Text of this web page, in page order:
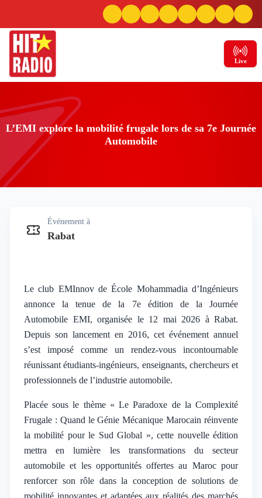
Live
L’EMI explore la mobilité frugale lors de sa 7e Journée
Automobile
L’EMI explore la mobilité frugale lors de sa 7e
Événement à
Rabat
Le club EMInnov de École Mohammadia d’Ingénieurs
annonce la tenue de la 7e édition de la Journée
Automobile EMI, organisée le 12 mai 2026 à Rabat.
Depuis son lancement en 2016, cet événement annuel
s’est imposé comme un rendez-vous incontournable
réunissant étudiants-ingénieurs, enseignants, chercheurs et
professionnels de l’industrie automobile.
Placée sous le thème « Le Paradoxe de la Complexité
Frugale : Quand le Génie Mécanique Marocain réinvente
la mobilité pour le Sud Global », cette nouvelle édition
mettra en lumière les transformations du secteur
automobile et les opportunités offertes au Maroc pour
renforcer son rôle dans la conception de solutions de
mobilité innovantes et adaptées aux réalités des marchés